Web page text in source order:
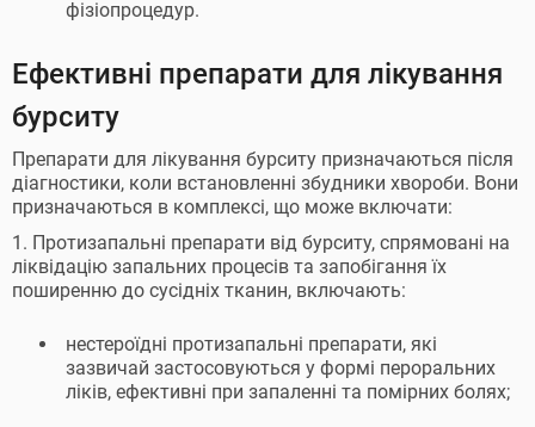
фізіопроцедур.
Ефективні препарати для лікування
бурситу
Препарати для лікування бурситу призначаються після
діагностики, коли встановленні збудники хвороби. Вони
призначаються в комплексі, що може включати:
1. Протизапальні препарати від бурситу, спрямовані на
ліквідацію запальних процесів та запобігання їх
поширенню до сусідніх тканин, включають:
нестероїдні протизапальні препарати, які
зазвичай застосовуються у формі пероральних
ліків, ефективні при запаленні та помірних болях;